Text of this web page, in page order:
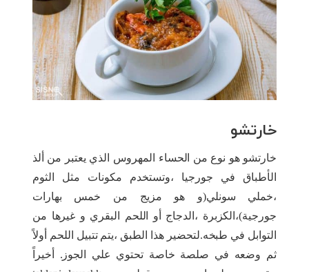
خارتشو
خارتشو هو نوع من الحساء المهروس الذي يعتبر من ألذ
الأطباق في جورجيا ،وتستخدم مكونات مثل الثوم
،خملي سونلي(و هو مزيج من خمس بهارات
جورجية)،الكزبرة ،الدجاج أو اللحم البقري و غيرها من
التوابل في طبخه.لتحضير هذا الطبق ،يتم تتبيل اللحم أولاً
ثم وضعه في صلصة خاصة تحتوي علي الجوز. أخيراً